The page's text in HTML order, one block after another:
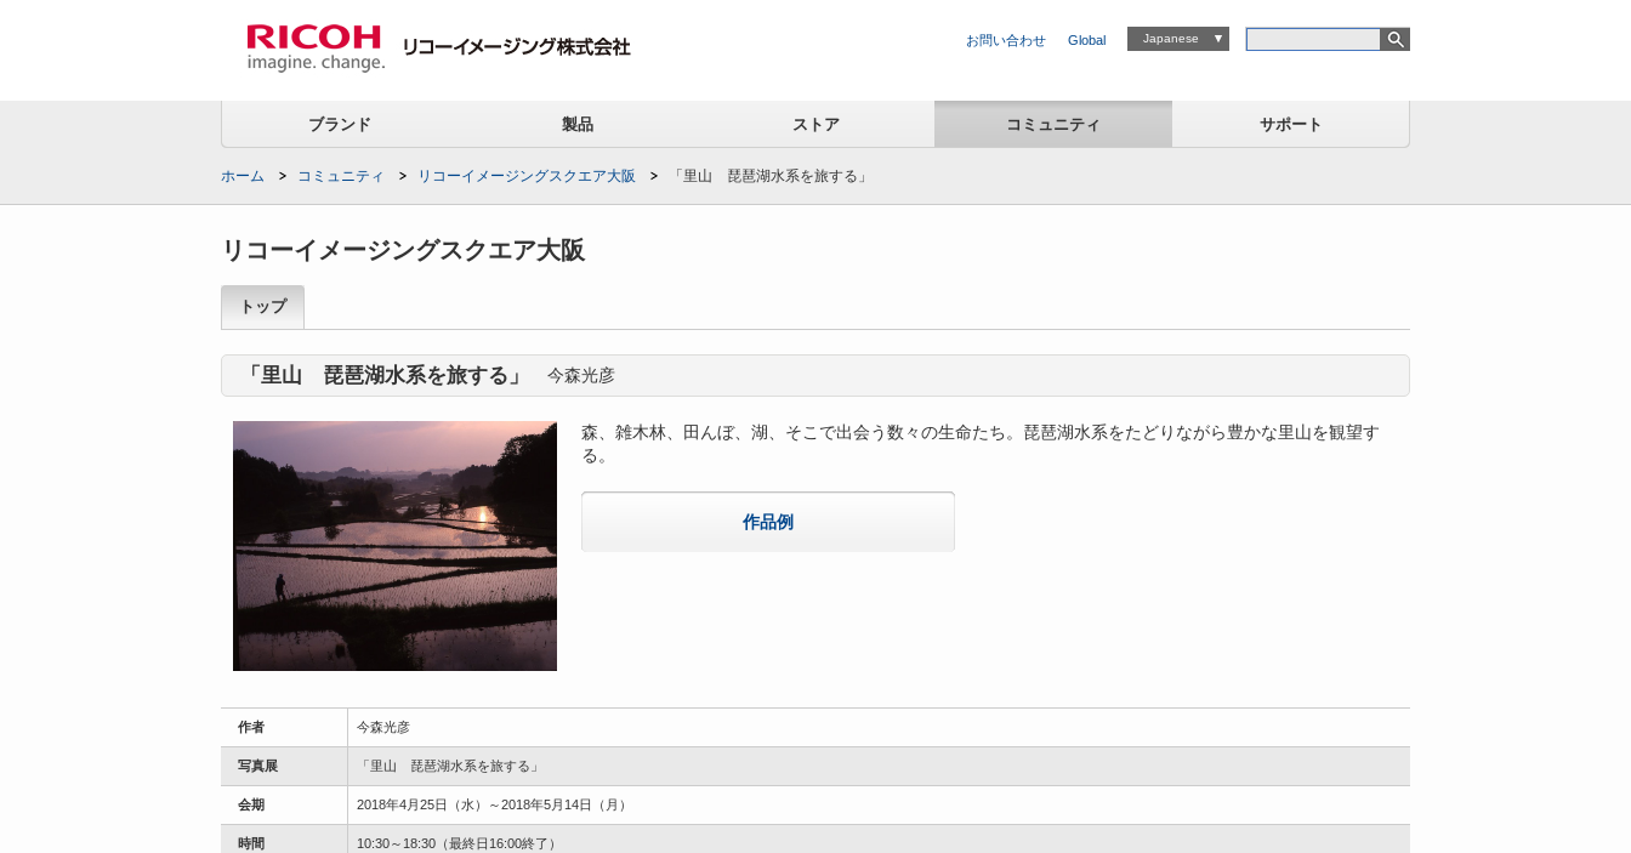
お問い合わせ Global Japanese
ブランド 製品 ストア コミュニティ サポート
ホーム コミュニティ リコーイメージングスクエア大阪 「里山 琵琶湖水系を旅する」
リコーイメージングスクエア大阪
トップ
「里山 琵琶湖水系を旅する」 今森光彦
森、雑木林、田んぼ、湖、そこで出会う数々の生命たち。琵琶湖水系をたどりながら豊かな里山を観望す
る。
作品例
作者 今森光彦
写真展 「里山 琵琶湖水系を旅する」
会期 2018年4月25日（水）～2018年5月14日（月）
時間 10:30～18:30（最終日16:00終了）